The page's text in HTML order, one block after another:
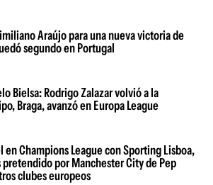
Araújo para una nueva victoria de
segundo en Portugal
Bielsa: Rodrigo Zalazar volvió a la
Braga, avanzó en Europa League
en Champions League con Sporting Lisboa,
por Manchester City de Pep
clubes europeos